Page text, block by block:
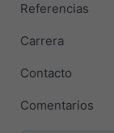
Referencias
Carrera
Contacto
Comentarios